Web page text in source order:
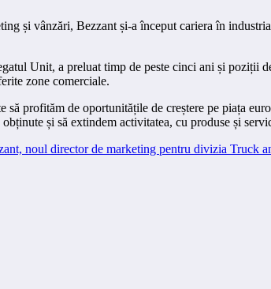
și vânzări, Bezzant și-a început cariera în
Unit, a preluat timp de peste cinci ani și
zone comerciale.
profităm de oportunitățile de creștere pe piața
și să extindem activitatea, cu produse și